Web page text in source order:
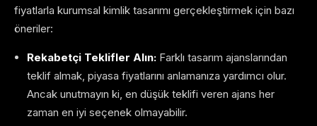
fiyatlarla kurumsal kimlik tasarımı gerçekleştirmek için bazı
öneriler:
Rekabetçi Teklifler Alın: Farklı tasarım ajanslarından
teklif almak, piyasa fiyatlarını anlamanıza yardımcı olur.
Ancak unutmayın ki, en düşük teklifi veren ajans her
zaman en iyi seçenek olmayabilir.